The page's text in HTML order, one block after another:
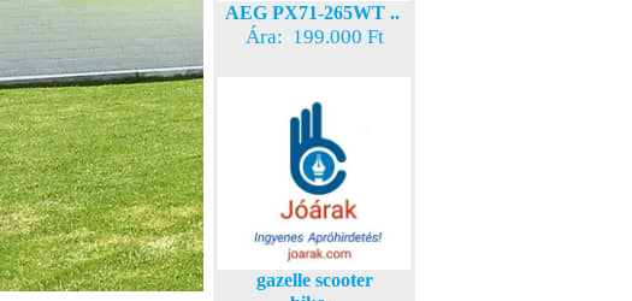
AEG PX71-265WT ..
Ára: 199.000 Ft
gazelle scooter